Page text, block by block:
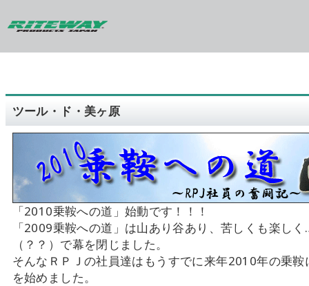
ツール・ド・美ヶ原
「2010乗鞍への道」始動です！！！
「2009乗鞍への道」は山あり谷あり、苦しくも楽し
（？？）で幕を閉じました。
そんなＲＰＪの社員達はもうすでに来年2010年の乗鞍
を始めました。